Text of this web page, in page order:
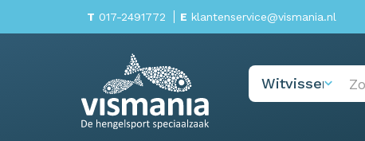
T 017-2491772 E klantenservice@vismania.nl